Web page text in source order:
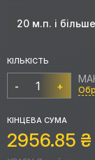
20 м.п. і
КІЛЬКІСТЬ
- +
КІНЦЕВА СУМА
2956.85 ₴